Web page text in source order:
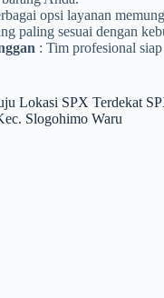
opsi layanan
paling sesuai dengan
: Tim profesional
Lokasi SPX Terdekat
Slogohimo Waru